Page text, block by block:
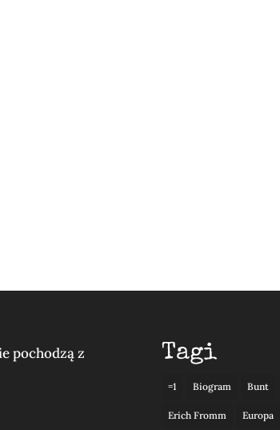
pochodzą z
Tagi
=1 Biogram Bunt
Erich Fromm Europa